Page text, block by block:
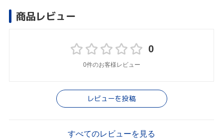
商品レビュー
0
0件のお客様レビュー
レビューを投稿
すべてのレビューを見る